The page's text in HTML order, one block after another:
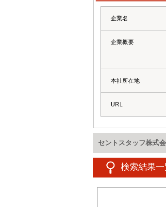
企業情報
企業名
企業概要
本社所在地
URL
セントスタッフ株式
検索結果一